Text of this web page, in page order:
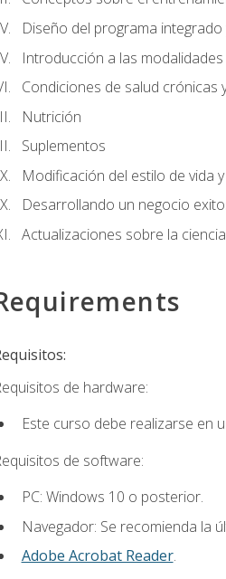
Diseño del programa
Introducción a las
Condiciones de salud crónicas
Nutrición
Suplementos
Modificación del estilo de vida
Desarrollando un negocio
Actualizaciones sobre la
de hardware:
Este curso debe realizarse en
de software:
PC: Windows 10 o posterior.
Navegador: Se recomienda la
Adobe Acrobat Reader.